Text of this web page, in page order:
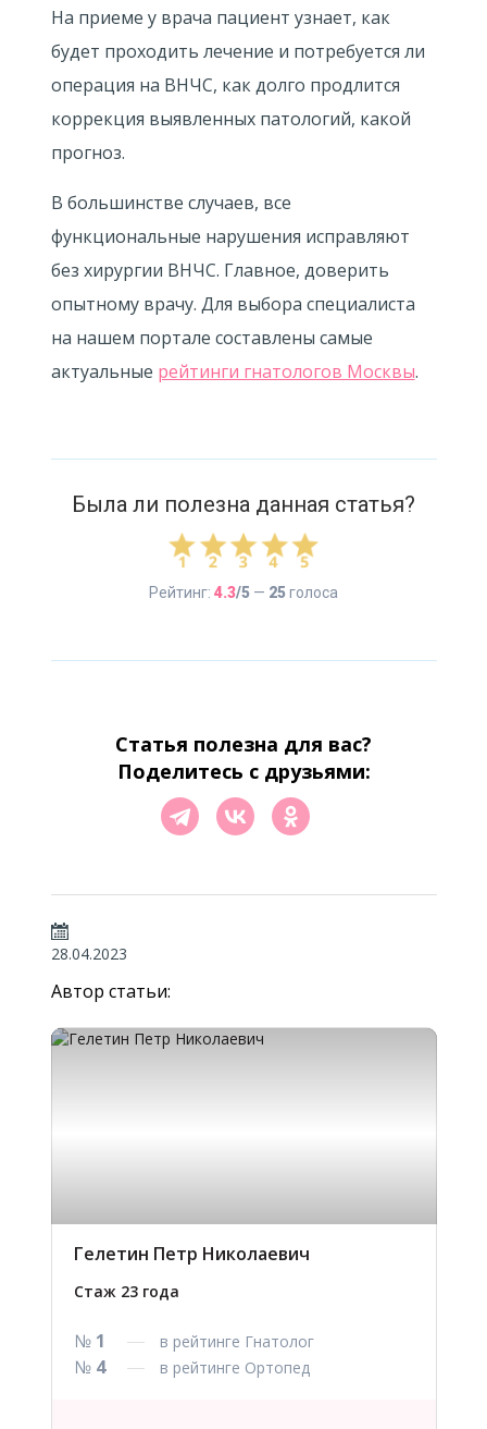
На приеме у врача пациент узнает, как
будет проходить лечение и потребуется ли
операция на ВНЧС, как долго продлится
коррекция выявленных патологий, какой
прогноз.
В большинстве случаев, все
функциональные нарушения исправляют
без хирургии ВНЧС. Главное, доверить
опытному врачу. Для выбора специалиста
на нашем портале составлены самые
актуальные рейтинги гнатологов Москвы.
Была ли полезна данная статья?
Рейтинг: 4.3/5 — 25голоса
Статья полезна для вас?
Поделитесь с друзьями:
28.04.2023
Автор статьи:
Гелетин Петр Николаевич
Стаж 23 года
№ 1 в рейтинге Гнатолог
№ 4 в рейтинге Ортопед